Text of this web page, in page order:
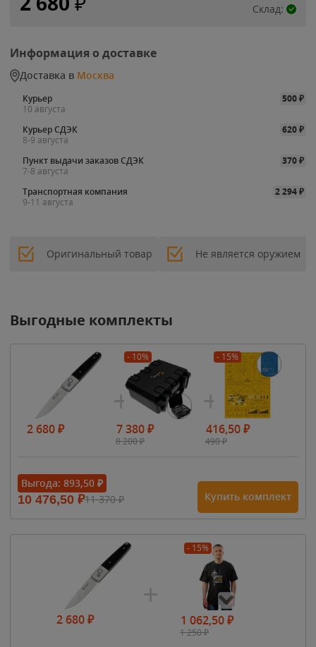
Склад:
Информация о доставке
Доставка в Москва
Курьер 500₽
10 августа
Курьер СДЭК
620₽
8-9 августа
Пункт выдачи заказов СДЭК
370₽
7-8 августа
Транспортная компания
2 294₽
9-11 августа
Оригинальный товар Не является оружием
Выгодные комплекты
2 680₽
- 10%
7 380₽
8 200₽
- 15%
416,50₽
490₽
Выгода: 893,50 ₽
10 476,50 ₽11 370₽ Купить комплект
2 680₽
- 15%
1 062,50₽
1 250₽